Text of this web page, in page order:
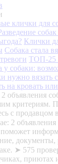
клички для
Клички
Собака стала
ТОП-25
у собаки:
нужно вязать
на кровать
объявления
критериям.
с продавцом
2
поможет
документы,
➤ 575
приютах